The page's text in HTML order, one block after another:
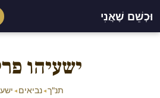
וּכְשֵׁם שֶׁאֲנִי
ישעיהו
תנ"ך◂נביאים ◂